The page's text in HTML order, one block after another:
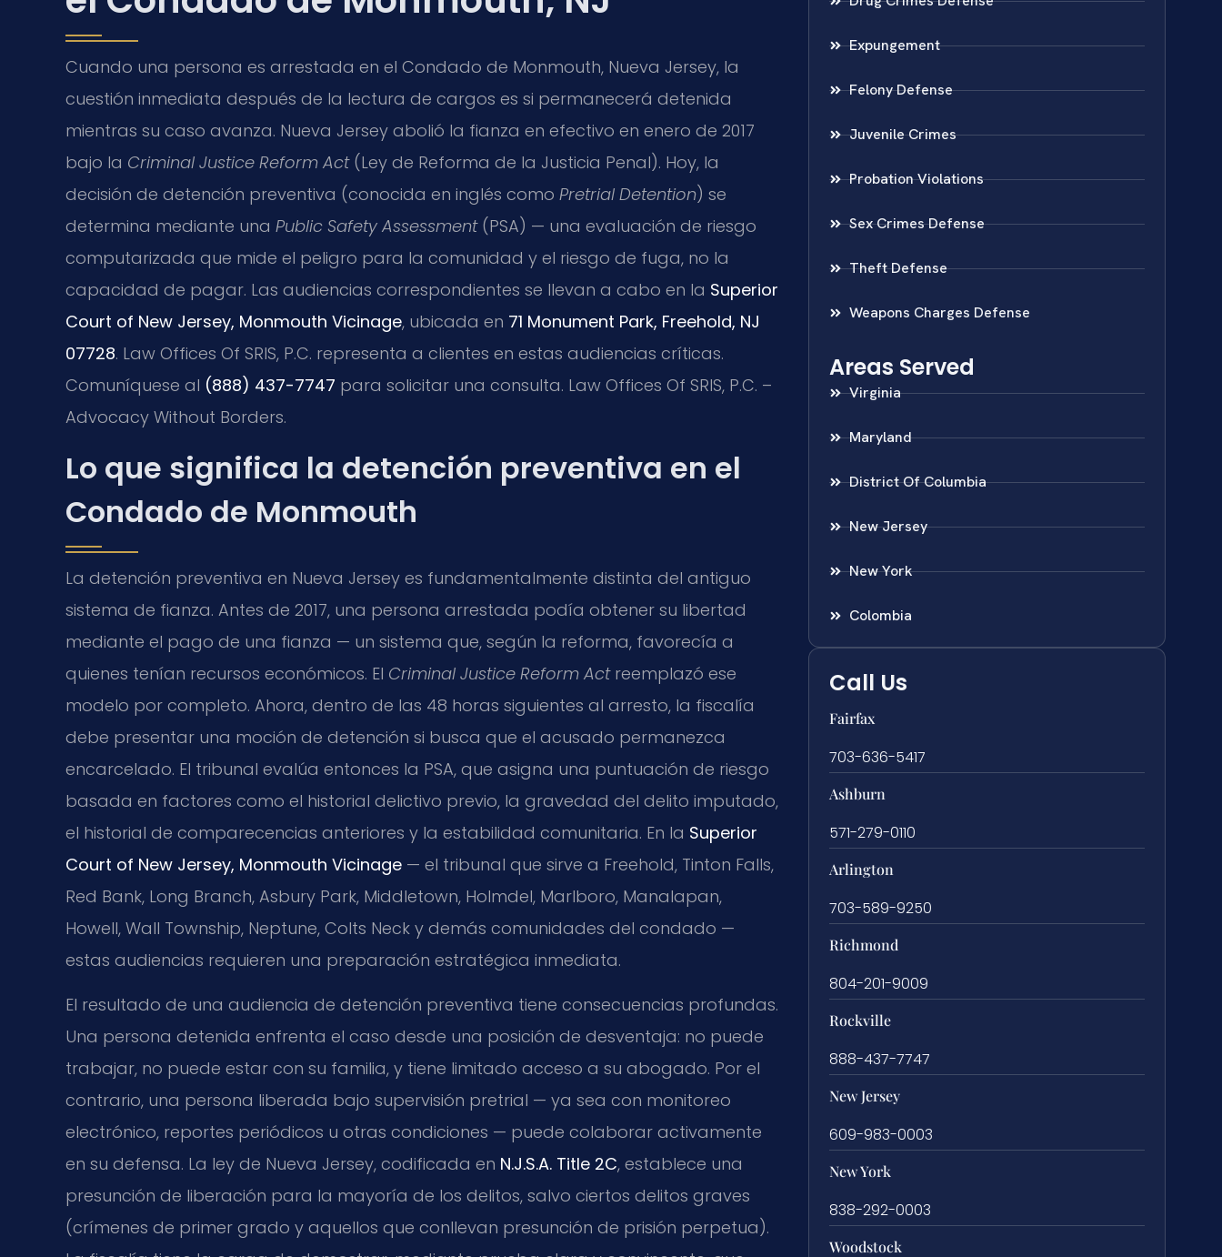
Cuando una persona es arrestada en el Condado de Monmouth, Nueva Jersey, la
cuestión inmediata después de la lectura de cargos es si permanecerá detenida
mientras su caso avanza. Nueva Jersey abolió la fianza en efectivo en enero de 2017
bajo la Criminal Justice Reform Act(Ley de Reforma de la Justicia Penal). Hoy, la
decisión de detención preventiva (conocida en inglés como Pretrial Detention) se
determina mediante una Public Safety Assessment(PSA) — una evaluación de riesgo
computarizada que mide el peligro para la comunidad y el riesgo de fuga, no la
capacidad de pagar. Las audiencias correspondientes se llevan a cabo en la Superior
Court of New Jersey, Monmouth Vicinage, ubicada en 71 Monument Park, Freehold, NJ
07728. Law Offices Of SRIS, P.C. representa a clientes en estas audiencias críticas.
Comuníquese al (888) 437-7747 para solicitar una consulta. Law Offices Of SRIS, P.C. –
Advocacy Without Borders.
Lo que significa la detención preventiva en el
Condado de Monmouth
La detención preventiva en Nueva Jersey es fundamentalmente distinta del antiguo
sistema de fianza. Antes de 2017, una persona arrestada podía obtener su libertad
mediante el pago de una fianza — un sistema que, según la reforma, favorecía a
quienes tenían recursos económicos. El Criminal Justice Reform Actreemplazó ese
modelo por completo. Ahora, dentro de las 48 horas siguientes al arresto, la fiscalía
debe presentar una moción de detención si busca que el acusado permanezca
encarcelado. El tribunal evalúa entonces la PSA, que asigna una puntuación de riesgo
basada en factores como el historial delictivo previo, la gravedad del delito imputado,
el historial de comparecencias anteriores y la estabilidad comunitaria. En la Superior
Court of New Jersey, Monmouth Vicinage — el tribunal que sirve a Freehold, Tinton Falls,
Red Bank, Long Branch, Asbury Park, Middletown, Holmdel, Marlboro, Manalapan,
Howell, Wall Township, Neptune, Colts Neck y demás comunidades del condado —
estas audiencias requieren una preparación estratégica inmediata.
El resultado de una audiencia de detención preventiva tiene consecuencias profundas.
Una persona detenida enfrenta el caso desde una posición de desventaja: no puede
trabajar, no puede estar con su familia, y tiene limitado acceso a su abogado. Por el
contrario, una persona liberada bajo supervisión pretrial — ya sea con monitoreo
electrónico, reportes periódicos u otras condiciones — puede colaborar activamente
en su defensa. La ley de Nueva Jersey, codificada en N.J.S.A. Title 2C, establece una
presunción de liberación para la mayoría de los delitos, salvo ciertos delitos graves
(crímenes de primer grado y aquellos que conllevan presunción de prisión perpetua).
Expungement
Felony Defense
Juvenile Crimes
Probation Violations
Sex Crimes Defense
Theft Defense
Weapons Charges Defense
Areas Served
Virginia
Maryland
District Of Columbia
New Jersey
New York
Colombia
Call Us
Fairfax
703-636-5417
Ashburn
571-279-0110
Arlington
703-589-9250
Richmond
804-201-9009
Rockville
888-437-7747
New Jersey
609-983-0003
New York
838-292-0003
Woodstock